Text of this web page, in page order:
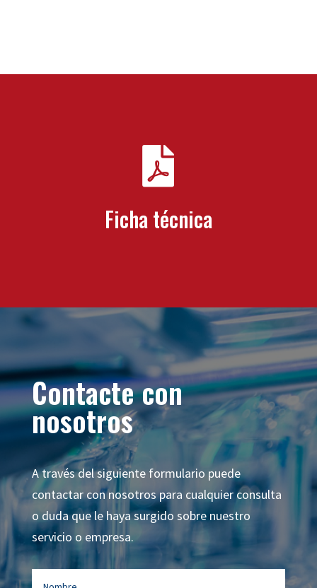

Ficha técnica
Contacte con
nosotros
A través del siguiente formulario puede
contactar con nosotros para cualquier consulta
o duda que le haya surgido sobre nuestro
servicio o empresa.